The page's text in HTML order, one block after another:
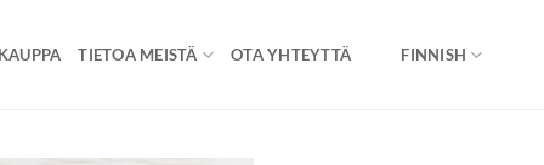
KAUPPA TIETOA MEISTÄ OTA YHTEYTTÄ FINNISH